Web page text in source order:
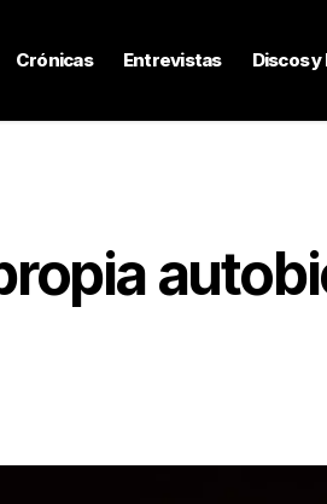
Crónicas Entrevistas Discos